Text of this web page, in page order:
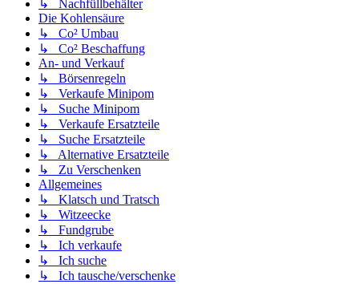
↳ Nachfüllbehälter
Die Kohlensäure
↳ Co² Umbau
↳ Co² Beschaffung
An- und Verkauf
↳ Börsenregeln
↳ Verkaufe Minipom
↳ Suche Minipom
↳ Verkaufe Ersatzteile
↳ Suche Ersatzteile
↳ Alternative Ersatzteile
↳ Zu Verschenken
Allgemeines
↳ Klatsch und Tratsch
↳ Witzeecke
↳ Fundgrube
↳ Ich verkaufe
↳ Ich suche
↳ Ich tausche/verschenke